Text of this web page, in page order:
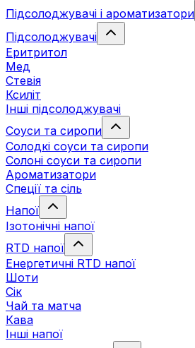
Підсолоджувачі і ароматизатори
Підсолоджувачі
Еритритол
Мед
Стевія
Ксиліт
Інші підсолоджувачі
Соуси та сиропи
Солодкі соуси та сиропи
Солоні соуси та сиропи
Ароматизатори
Спеції та сіль
Напої
Ізотонічні напої
RTD напої
Енергетичні RTD напої
Шоти
Сік
Чай та матча
Кава
Інші напої